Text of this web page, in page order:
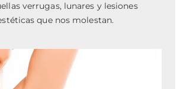
verrugas, lunares y lesiones
que nos molestan.